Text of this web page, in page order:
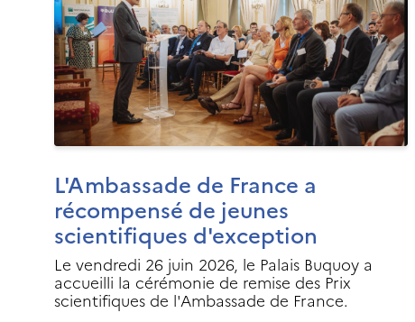
L'Ambassade de France a
récompensé de jeunes
scientifiques d'exception
Le vendredi 26 juin 2026, le Palais Buquoy a
accueilli la cérémonie de remise des Prix
scientifiques de l'Ambassade de France.